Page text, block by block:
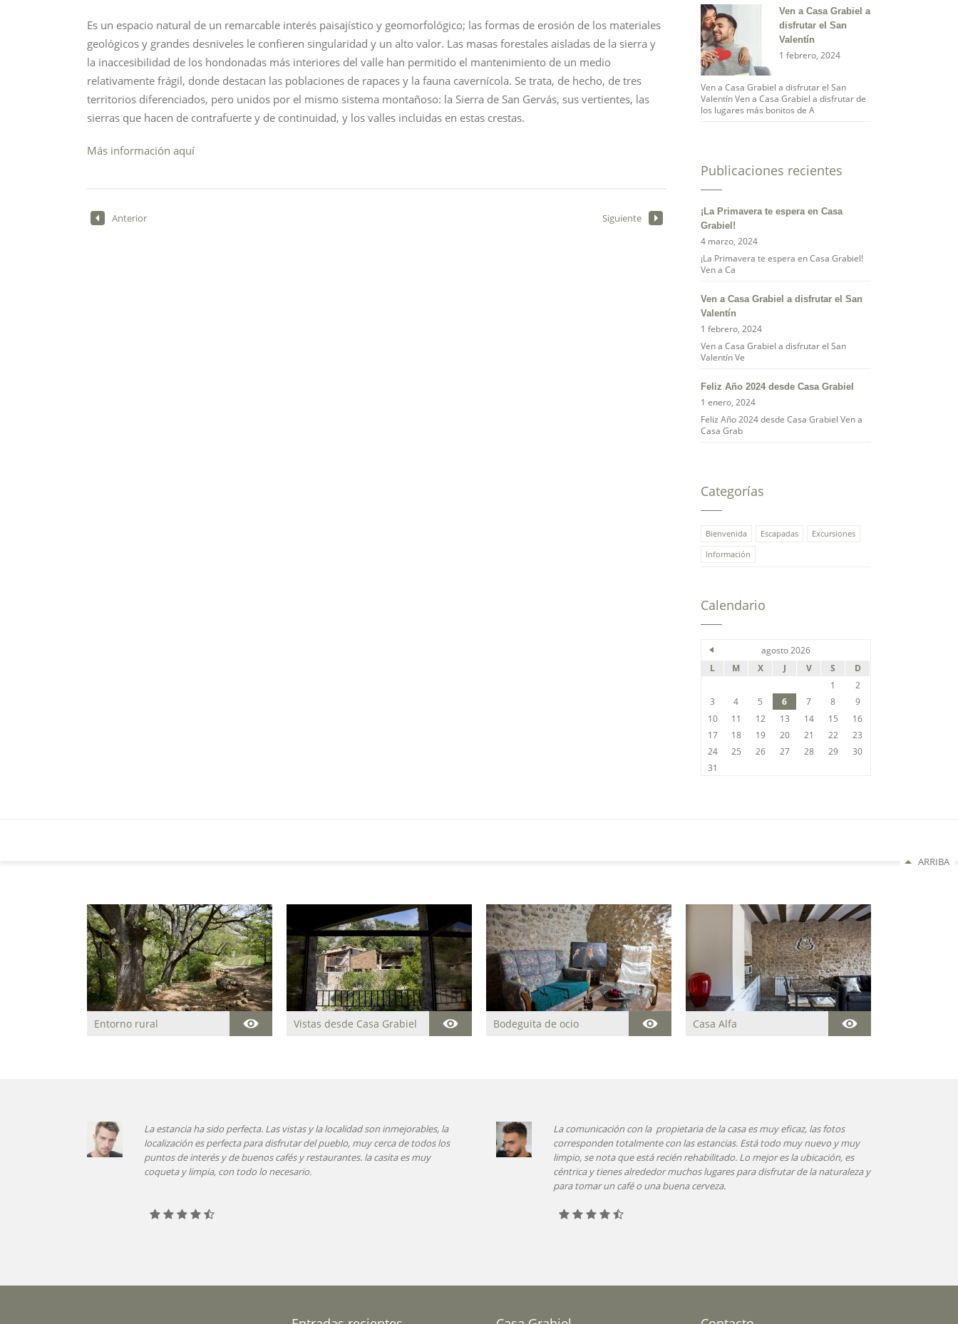
Es un espacio natural de un remarcable interés paisajístico y geomorfológico; las formas de erosión de los materiales
geológicos y grandes desniveles le confieren singularidad y un alto valor. Las masas forestales aisladas de la sierra y
la inaccesibilidad de los hondonadas más interiores del valle han permitido el mantenimiento de un medio
relativamente frágil, donde destacan las poblaciones de rapaces y la fauna cavernícola. Se trata, de hecho, de tres
territorios diferenciados, pero unidos por el mismo sistema montañoso: la Sierra de San Gervás, sus vertientes, las
sierras que hacen de contrafuerte y de continuidad, y los valles incluidas en estas crestas.
Más información aquí
Anterior Siguiente
Ven a Casa Grabiel a
disfrutar el San
Valentín
1 febrero, 2024
Ven a Casa Grabiel a disfrutar el San
Valentín Ven a Casa Grabiel a disfrutar de
los lugares más bonitos de A
Publicaciones recientes
¡La Primavera te espera en Casa
Grabiel!
4 marzo, 2024
¡La Primavera te espera en Casa Grabiel!
Ven a Ca
Ven a Casa Grabiel a disfrutar el San
Valentín
1 febrero, 2024
Ven a Casa Grabiel a disfrutar el San
Valentín Ve
Feliz Año 2024 desde Casa Grabiel
1 enero, 2024
Feliz Año 2024 desde Casa Grabiel Ven a
Casa Grab
Categorías
Bienvenida Escapadas
Excursiones
Información
Calendario
agosto 2026
L M X J V S D
1
2
3
4 5 6 7 8
9
10
11 12 13 14 15
16
17
18 19 20 21 22
23
24
25 26 27 28 29
30
31
ARRIBA
Entorno rural Vistas desde Casa Grabiel Bodeguita de ocio Casa Alfa
La comunicación con la propietaria de la casa es muy eficaz, las fotos
corresponden totalmente con las estancias. Está todo muy nuevo y muy
limpio, se nota que está recién rehabilitado. Lo mejor es la ubicación, es
céntrica y tienes alrededor muchos lugares para disfrutar de la naturaleza y
La estancia fue perfecta. La casa esta situado en un entorno rural
maravilloso y perfectamente equipada con electrodomésticos y con un
gusto en la decoración exquisito. La propietaria fue muy amable y atenta
en todo momento. Recomendamos este alojamiento.